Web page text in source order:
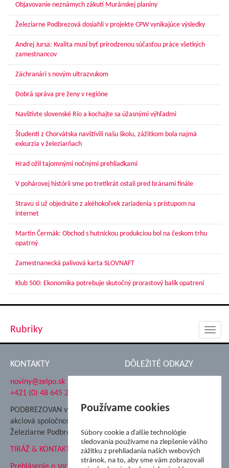
Objavovanie neznámych zákutí Muránskej planiny
Železiarne Podbrezová dosiahli v projekte CPW vynikajúce výsledky
Andrej Jursa: Kvalita musí byť prirodzenou súčasťou práce všetkých
zamestnancov
Záchranári s novým ultrazvukom
Dobrá správa pre ženy v regióne
Navštívte slovenské Rio a kochajte sa úžasnými výhľadmi
Študenti z Chorvátska navštívili našu školu, zážitkom bola najmä
exkurzia v železiarňach
Hrad ožil tajomnými nočnými prehliadkami
V pohárovej histórii sme po tretíkrát ostali pred bránami finále
Stravu si už objednáte z akéhokoľvek zariadenia s prístupom na
internet
Martin Čermák: Obchod s hutníckou produkciou bol na českom trhu
opatrný
Zamestnanecká palivová karta SLOVNAFT
Klub 500: Ekonomika potrebuje skutočný prorastový balík opatrení
Rubriky
KONTAKTY
noviny@zelpo.sk
+421 (0) 48 645 2711
PODBREZOVAN vydáva
akciová spoločnosť
Železiarne Podbrezová
TIRÁŽ & KONTAKT
Prehlásenie o spracovaní
DÔLEŽITÉ ODKAZY
Nadácia Železiarne
ŽP Informatika s.r.o.
ŠK Železiarne Podbrezová
Tále a.s.
Používame cookies
Súbory cookie a ďalšie technológie
sledovania používame na zlepšenie vášho
zážitku z prehliadania našich webových
stránok, na to, aby sme vám zobrazovali